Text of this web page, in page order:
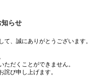
らせ
、誠にありがとうございます。
ただくことができません。
詫び申し上げます。